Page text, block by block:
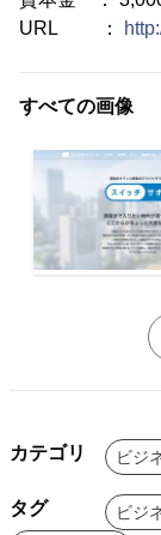
URL ：
すべての画像
カテゴリ ビジ
タグ ビジ